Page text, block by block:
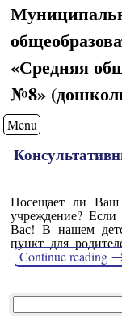
«Средняя
№8»
Menu
Посещает ли Ваш
учреждение?
Вас! В нашем
пункт для
Continue reading